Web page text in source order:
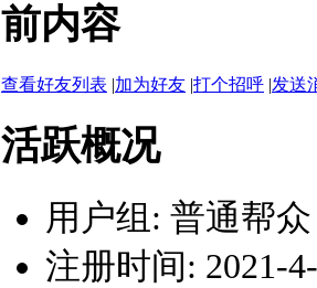
前内容
查看好友列表 |加为好友 |打个招呼 |发送
活跃概况
用户组: 普通帮众
注册时间: 2021-